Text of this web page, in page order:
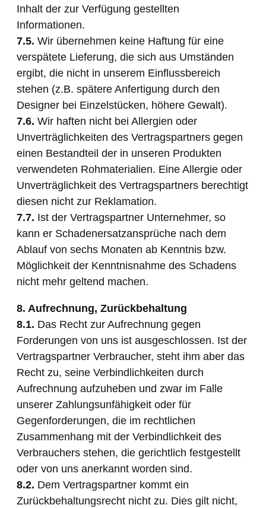
Inhalt der zur Verfügung gestellten
Informationen.
7.5. Wir übernehmen keine Haftung für eine
verspätete Lieferung, die sich aus Umständen
ergibt, die nicht in unserem Einflussbereich
stehen (z.B. spätere Anfertigung durch den
Designer bei Einzelstücken, höhere Gewalt).
7.6. Wir haften nicht bei Allergien oder
Unverträglichkeiten des Vertragspartners gegen
einen Bestandteil der in unseren Produkten
verwendeten Rohmaterialien. Eine Allergie oder
Unverträglichkeit des Vertragspartners berechtigt
diesen nicht zur Reklamation.
7.7. Ist der Vertragspartner Unternehmer, so
kann er Schadenersatzansprüche nach dem
Ablauf von sechs Monaten ab Kenntnis bzw.
Möglichkeit der Kenntnisnahme des Schadens
nicht mehr geltend machen.
8. Aufrechnung, Zurückbehaltung
8.1. Das Recht zur Aufrechnung gegen
Forderungen von uns ist ausgeschlossen. Ist der
Vertragspartner Verbraucher, steht ihm aber das
Recht zu, seine Verbindlichkeiten durch
Aufrechnung aufzuheben und zwar im Falle
unserer Zahlungsunfähigkeit oder für
Gegenforderungen, die im rechtlichen
Zusammenhang mit der Verbindlichkeit des
Verbrauchers stehen, die gerichtlich festgestellt
oder von uns anerkannt worden sind.
8.2. Dem Vertragspartner kommt ein
Zurückbehaltungsrecht nicht zu. Dies gilt nicht,